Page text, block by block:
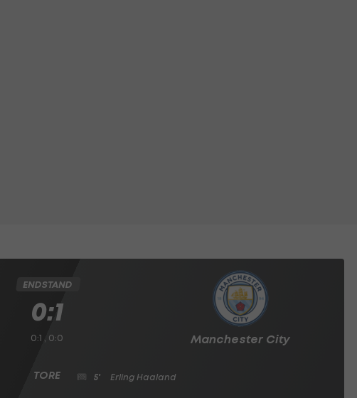
Manchester City
ENDSTAND
0:1
0:1 , 0:0
5' Erling Haaland